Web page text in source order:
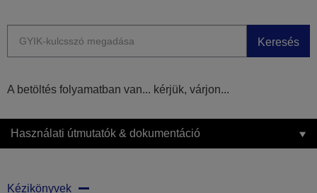
Keresés
A betöltés folyamatban van... kérjük, várjon...
Használati útmutatók & dokumentáció
Kézikönyvek